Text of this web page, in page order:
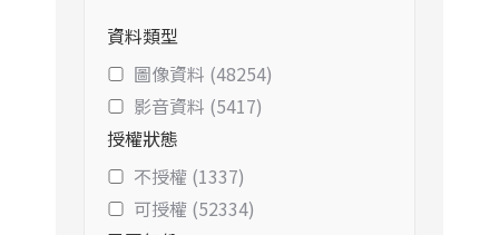
資料類型
圖像資料 (48254)
影音資料 (5417)
授權狀態
不授權 (1337)
可授權 (52334)